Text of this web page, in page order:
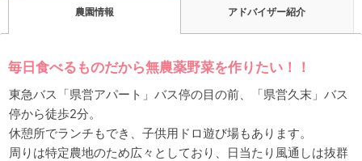
農園情報 アドバイザー紹介
毎日食べるものだから無農薬野菜を作りたい！！
東急バス「県営アパート」バス停の目の前、「県営久末」バス
停から徒歩2分。
休憩所でランチもでき、子供用ドロ遊び場もあります。
周りは特定農地のため広々としており、日当たり風通しは抜群